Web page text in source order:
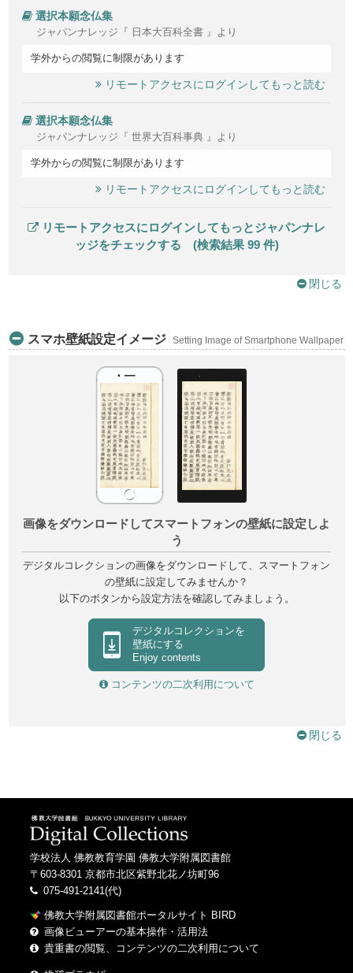
選択本願念仏集
ジャパンナレッジ『 日本大百科全書 』より
学外からの閲覧に制限があります
リモートアクセスにログインしてもっと読む
選択本願念仏集
ジャパンナレッジ『 世界大百科事典 』より
学外からの閲覧に制限があります
リモートアクセスにログインしてもっと読む
リモートアクセスにログインしてもっとジャパンナレ
ッジをチェックする (検索結果 99 件)
閉じる
スマホ壁紙設定イメージ Setting Image of Smartphone Wallpaper
画像をダウンロードしてスマートフォンの壁紙に設定しよ
う
デジタルコレクションの画像をダウンロードして、スマートフォン
の壁紙に設定してみませんか？
以下のボタンから設定方法を確認してみましょう。
デジタルコレクションを
壁紙にする
Enjoy contents
コンテンツの二次利用について
閉じる
学校法人 佛教教育学園 佛教大学附属図書館
〒603-8301 京都市北区紫野北花ノ坊町96
075-491-2141(代)
佛教大学附属図書館ポータルサイト BIRD
画像ビューアーの基本操作・活用法
貴重書の閲覧、コンテンツの二次利用について